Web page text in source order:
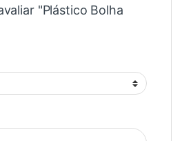
"Plástico Bolha